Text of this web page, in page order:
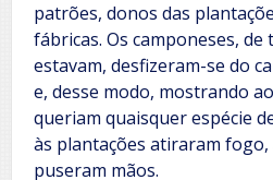
patrões, donos das
fábricas. Os camponeses,
estavam, desfizeram-se do
e, desse modo, mostrando
queriam quaisquer espécie
às plantações atiraram fogo,
puseram mãos.